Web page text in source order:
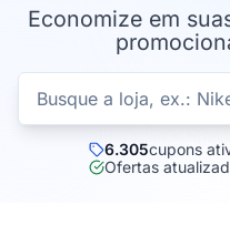
Economize em
6.305cupons
Ofertas